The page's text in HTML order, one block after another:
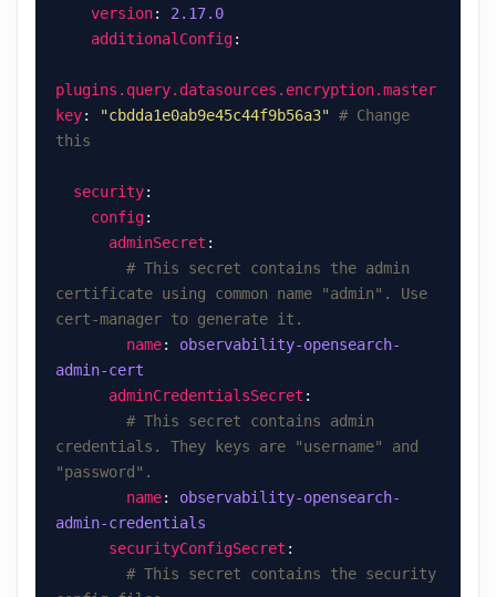
version: 2.17.0
additionalConfig
plugins.query.datasources.encryption.master
key: "cbdda1e0ab9e45c44f9b56a3" # Change
this
security
config
adminSecret
# This secret contains the admin
certificate using common name "admin". Use
cert-manager to generate it.
name: observability-opensearch-
admin-cert
adminCredentialsSecret
# This secret contains admin
credentials. They keys are "username" and
"password".
name: observability-opensearch-
admin-credentials
securityConfigSecret
# This secret contains the security